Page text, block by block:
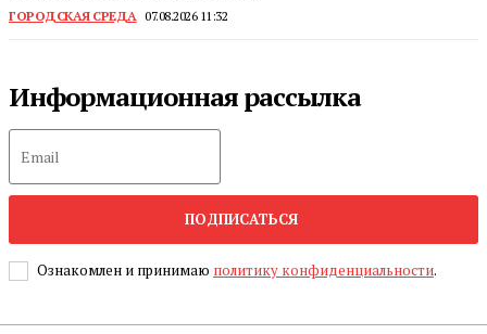
ГОРОДСКАЯ СРЕДА 07.08.2026 11:32
Информационная рассылка
ПОДПИСАТЬСЯ
Ознакомлен и принимаю политику конфиденциальности.